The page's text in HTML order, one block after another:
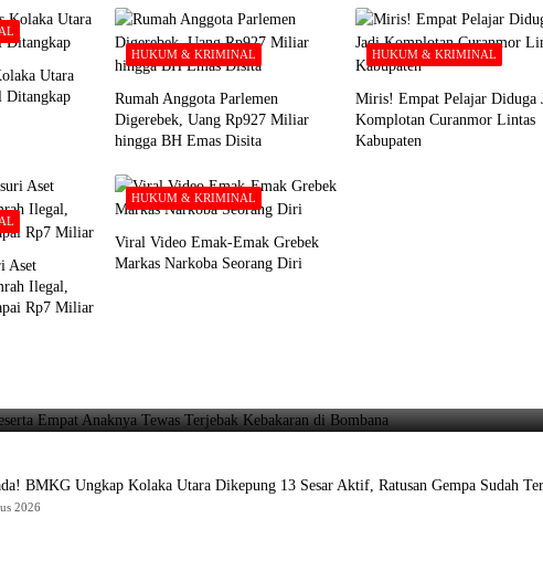
Utara
Ditangkap
HUKUM & KRIMINAL
Rumah Anggota Parlemen
Digerebek, Uang Rp927 Miliar
hingga BH Emas Disita
HUKUM & KRIMINAL
Miris! Empat Pelajar Diduga
Komplotan Curanmor Lintas
Kabupaten
Aset
Ilegal,
Rp7 Miliar
HUKUM & KRIMINAL
Viral Video Emak-Emak Grebek
Markas Narkoba Seorang Diri
Empat Anaknya Tewas Terjebak Kebakaran di Bombana
BMKG Ungkap Kolaka Utara Dikepung 13 Sesar Aktif, Ratusan Gempa Sudah
2026